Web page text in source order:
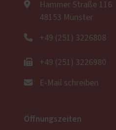
Hammer Straße 116
48153 Münster
+49 (251) 3226808
+49 (251) 3226980
E-Mail schreiben
Öffnungszeiten